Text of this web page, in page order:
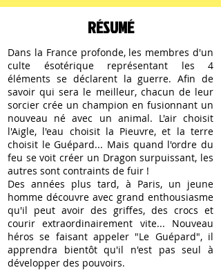
RÉSUMÉ
Dans la France profonde, les membres d'un
culte ésotérique représentant les 4
éléments se déclarent la guerre. Afin de
savoir qui sera le meilleur, chacun de leur
sorcier crée un champion en fusionnant un
nouveau né avec un animal. L'air choisit
l'Aigle, l'eau choisit la Pieuvre, et la terre
choisit le Guépard... Mais quand l'ordre du
feu se voit créer un Dragon surpuissant, les
autres sont contraints de fuir !
Des années plus tard, à Paris, un jeune
homme découvre avec grand enthousiasme
qu'il peut avoir des griffes, des crocs et
courir extraordinairement vite... Nouveau
héros se faisant appeler "Le Guépard", il
apprendra bientôt qu'il n'est pas seul à
développer des pouvoirs.